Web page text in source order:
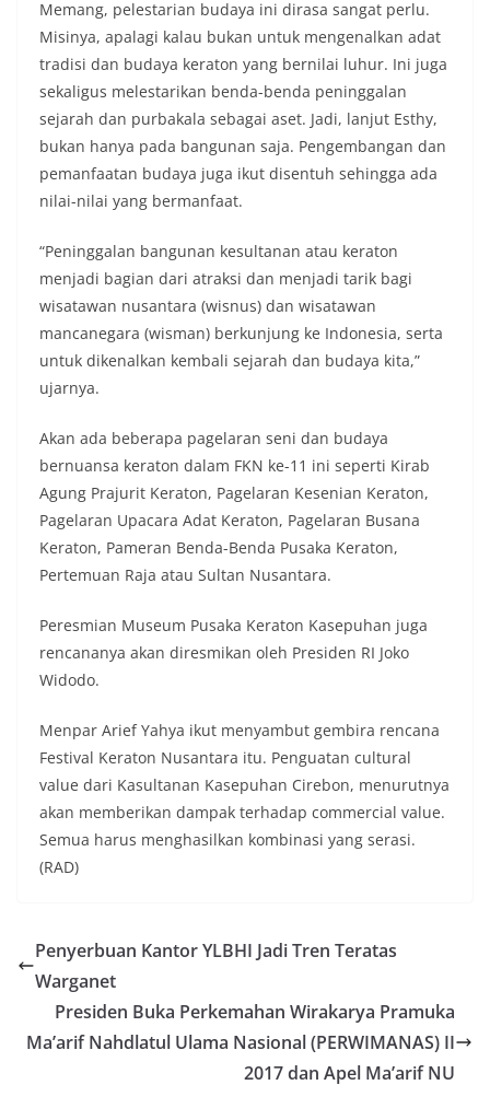
Memang, pelestarian budaya ini dirasa sangat perlu.
Misinya, apalagi kalau bukan untuk mengenalkan adat
tradisi dan budaya keraton yang bernilai luhur. Ini juga
sekaligus melestarikan benda-benda peninggalan
sejarah dan purbakala sebagai aset. Jadi, lanjut Esthy,
bukan hanya pada bangunan saja. Pengembangan dan
pemanfaatan budaya juga ikut disentuh sehingga ada
nilai-nilai yang bermanfaat.
“Peninggalan bangunan kesultanan atau keraton
menjadi bagian dari atraksi dan menjadi tarik bagi
wisatawan nusantara (wisnus) dan wisatawan
mancanegara (wisman) berkunjung ke Indonesia, serta
untuk dikenalkan kembali sejarah dan budaya kita,”
ujarnya.
Akan ada beberapa pagelaran seni dan budaya
bernuansa keraton dalam FKN ke-11 ini seperti Kirab
Agung Prajurit Keraton, Pagelaran Kesenian Keraton,
Pagelaran Upacara Adat Keraton, Pagelaran Busana
Keraton, Pameran Benda-Benda Pusaka Keraton,
Pertemuan Raja atau Sultan Nusantara.
Peresmian Museum Pusaka Keraton Kasepuhan juga
rencananya akan diresmikan oleh Presiden RI Joko
Widodo.
Menpar Arief Yahya ikut menyambut gembira rencana
Festival Keraton Nusantara itu. Penguatan cultural
value dari Kasultanan Kasepuhan Cirebon, menurutnya
akan memberikan dampak terhadap commercial value.
Semua harus menghasilkan kombinasi yang serasi.
(RAD)
Penyerbuan Kantor YLBHI Jadi Tren Teratas
Warganet
Presiden Buka Perkemahan Wirakarya Pramuka
Ma’arif Nahdlatul Ulama Nasional (PERWIMANAS) II
2017 dan Apel Ma’arif NU